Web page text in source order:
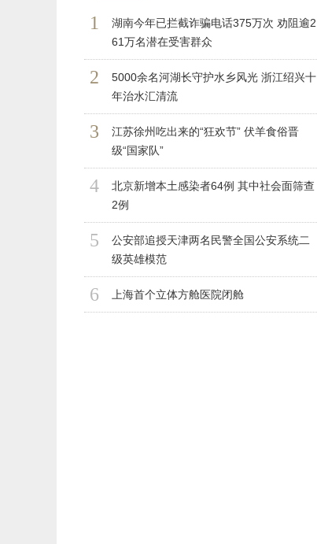
1
湖南今年已拦截诈骗电话375万次 劝阻逾2
61万名潜在受害群众
2
5000余名河湖长守护水乡风光 浙江绍兴十
年治水汇清流
3
江苏徐州吃出来的“狂欢节” 伏羊食俗晋
级“国家队”
4
北京新增本土感染者64例 其中社会面筛查
2例
5
公安部追授天津两名民警全国公安系统二
级英雄模范
6 上海首个立体方舱医院闭舱